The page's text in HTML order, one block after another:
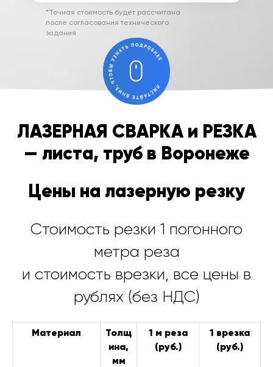
*Точная стоимость будет рассчитана
после согласования технического
задания
ЛАЗЕРНАЯ СВАРКА и РЕЗКА
— листа, труб в Воронеже
Цены на лазерную резку
Стоимость резки 1 погонного
метра реза
и стоимость врезки, все цены в
рублях (без НДС)
Материал
Толщ
ина,
мм
1 м реза
(руб.)
1 врезка
(руб.)